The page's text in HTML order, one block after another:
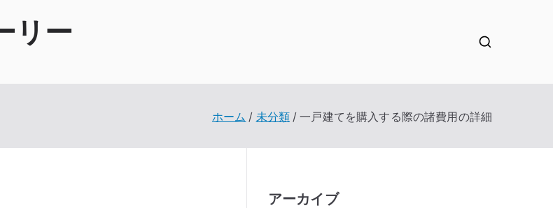
リー
ホーム 未分類 一戸建てを購入する際の諸費用の詳細
アーカイブ